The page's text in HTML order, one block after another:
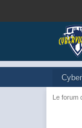
Le forum